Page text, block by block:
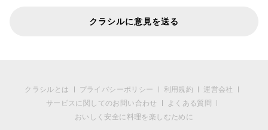
クラシルに意見を送る
クラシルとは プライバシーポリシー 利用規約
運営会社
サービスに関してのお問い合わせ
よくある質問
おいしく安全に料理を楽しむために